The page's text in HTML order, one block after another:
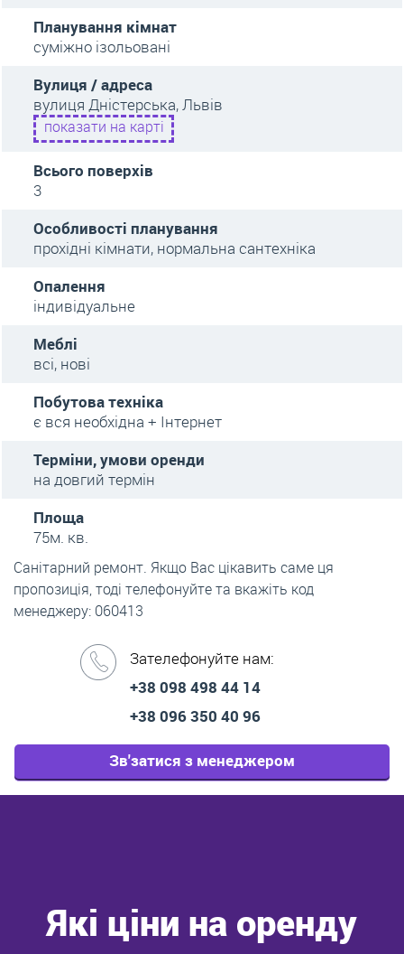
Планування кімнат
суміжно ізольовані
Вулиця / адреса
вулиця Дністерcька, Львів
показати на карті
Всього поверхів
3
Особливості планування
прохідні кімнати, нормальна сантехніка
Опалення
індивідуальне
Меблі
всі, нові
Побутова техніка
є вся необхідна + Інтернет
Терміни, умови оренди
на довгий термін
Площа
75м. кв.
Санітарний ремонт. Якщо Вас цікавить саме ця
пропозиція, тоді телефонуйте та вкажіть код
менеджеру: 060413
Зателефонуйте нам:
+38 098 498 44 14
+38 096 350 40 96
Зв'затися з менеджером
Які ціни на оренду